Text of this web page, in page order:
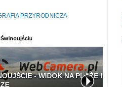
PRZYRODNICZA